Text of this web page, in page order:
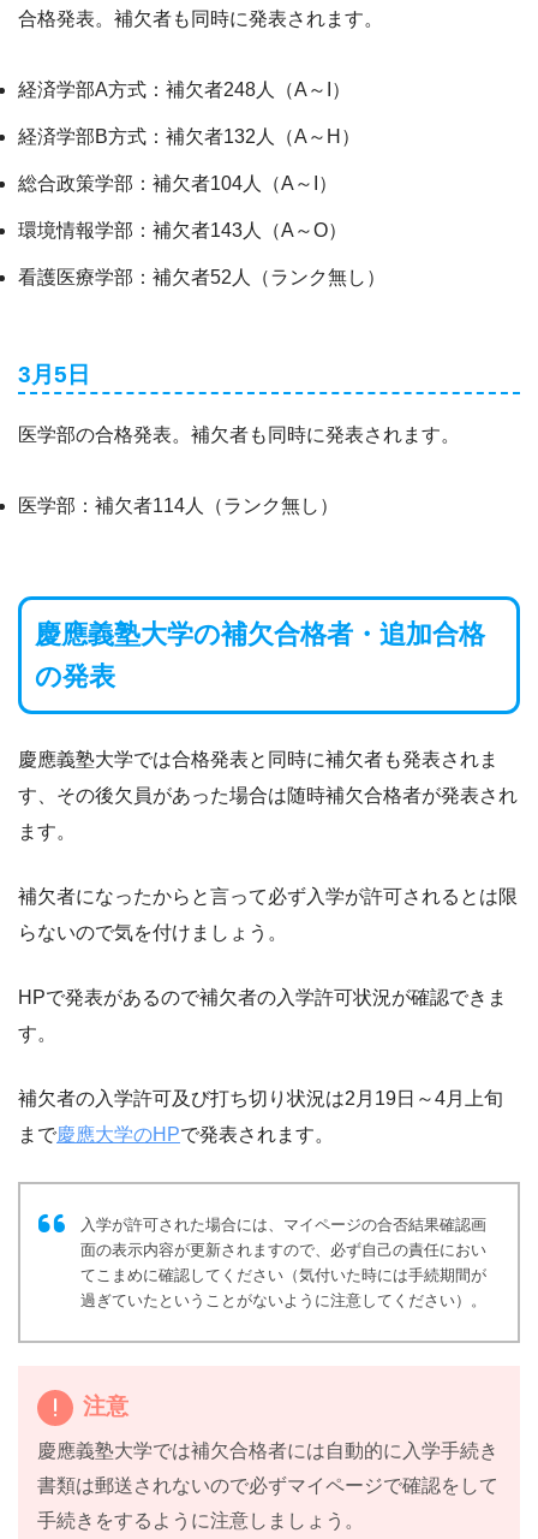
合格発表。補欠者も同時に発表されます。
経済学部A方式：補欠者248人（A～I）
経済学部B方式：補欠者132人（A～H）
総合政策学部：補欠者104人（A～I）
環境情報学部：補欠者143人（A～O）
看護医療学部：補欠者52人（ランク無し）
3月5日
医学部の合格発表。補欠者も同時に発表されます。
医学部：補欠者114人（ランク無し）
慶應義塾大学の補欠合格者・追加合格
の発表
慶應義塾大学では合格発表と同時に補欠者も発表されま
す、その後欠員があった場合は随時補欠合格者が発表され
ます。
補欠者になったからと言って必ず入学が許可されるとは限
らないので気を付けましょう。
HPで発表があるので補欠者の入学許可状況が確認できま
す。
補欠者の入学許可及び打ち切り状況は2月19日～4月上旬
まで慶應大学のHPで発表されます。
入学が許可された場合には、マイページの合否結果確認画
面の表示内容が更新されますので、必ず自己の責任におい
てこまめに確認してください（気付いた時には手続期間が
過ぎていたということがないように注意してください）。
注意
慶應義塾大学では補欠合格者には自動的に入学手続き
書類は郵送されないので必ずマイページで確認をして
手続きをするように注意しましょう。